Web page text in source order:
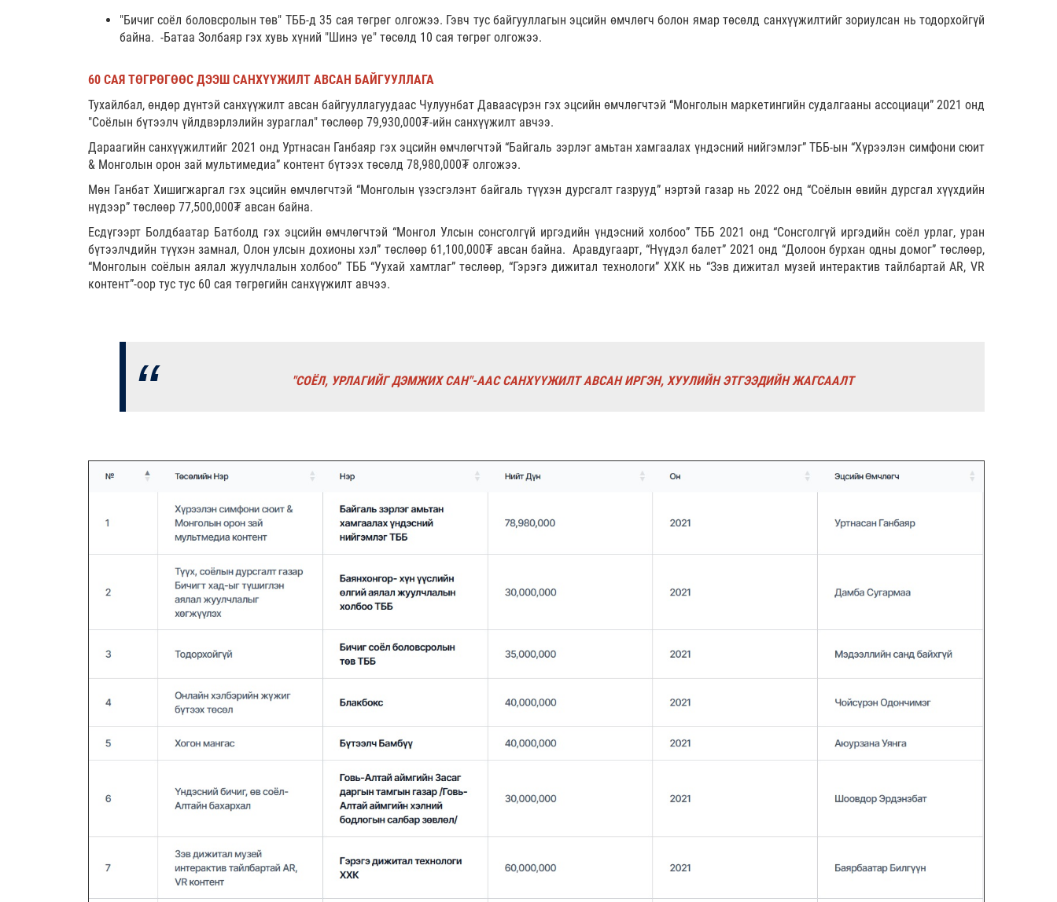
"Бичиг соёл боловсролын төв" ТББ-д 35 сая төгрөг олгожээ. Гэвч тус байгууллагын эцсийн өмчлөгч болон ямар төсөлд санхүүжилтийг зориулсан нь тодорхойгүй
байна. -Батаа Золбаяр гэх хувь хүний "Шинэ үе" төсөлд 10 сая төгрөг олгожээ.
60 САЯ ТӨГРӨГӨӨС ДЭЭШ САНХҮҮЖИЛТ АВСАН БАЙГУУЛЛАГА
Тухайлбал, өндөр дүнтэй санхүүжилт авсан байгууллагуудаас Чулуунбат Даваасүрэн гэх эцсийн өмчлөгчтэй “Монголын маркетингийн судалгааны ассоциаци” 2021 онд
"Соёлын бүтээлч үйлдвэрлэлийн зураглал" төслөөр 79,930,000₮-ийн санхүүжилт авчээ.
Дараагийн санхүүжилтийг 2021 онд Уртнасан Ганбаяр гэх эцсийн өмчлөгчтэй “Байгаль зэрлэг амьтан хамгаалах үндэсний нийгэмлэг” ТББ-ын “Хүрээлэн симфони сюит
& Монголын орон зай мультимедиа” контент бүтээх төсөлд 78,980,000₮ олгожээ.
Мөн Ганбат Хишигжаргал гэх эцсийн өмчлөгчтэй “Монголын үзэсгэлэнт байгаль түүхэн дурсгалт газрууд” нэртэй газар нь 2022 онд “Соёлын өвийн дурсгал хүүхдийн
нүдээр” төслөөр 77,500,000₮ авсан байна.
Есдүгээрт Болдбаатар Батболд гэх эцсийн өмчлөгчтэй “Монгол Улсын сонсголгүй иргэдийн үндэсний холбоо” ТББ 2021 онд “Сонсголгүй иргэдийн соёл урлаг, уран
бүтээлчдийн түүхэн замнал, Олон улсын дохионы хэл” төслөөр 61,100,000₮ авсан байна. Аравдугаарт, “Нүүдэл балет” 2021 онд “Долоон бурхан одны домог” төслөөр,
“Монголын соёлын аялал жуулчлалын холбоо” ТББ “Уухай хамтлаг” төслөөр, “Гэрэгэ дижитал технологи” ХХК нь “Зэв дижитал музей интерактив тайлбартай AR, VR
контент”-оор тус тус 60 сая төгрөгийн санхүүжилт авчээ.
"СОЁЛ, УРЛАГИЙГ ДЭМЖИХ САН"-ААС САНХҮҮЖИЛТ АВСАН ИРГЭН, ХУУЛИЙН ЭТГЭЭДИЙН ЖАГСААЛТ